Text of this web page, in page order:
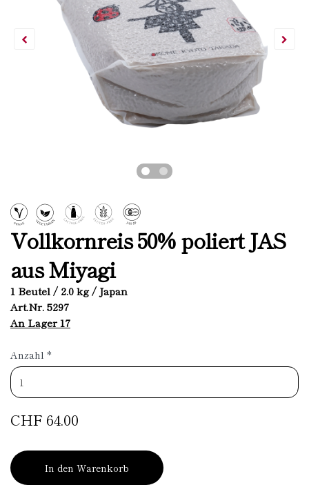
Vollkornreis 50% poliert JAS
aus Miyagi
1 Beutel / 2.0 kg / Japan
Art.Nr. 5297
An Lager 17
Anzahl *
CHF 64.00
In den Warenkorb